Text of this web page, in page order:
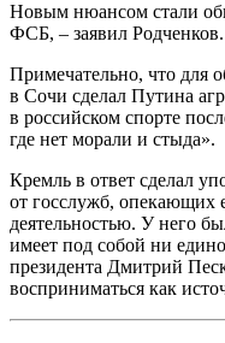
Новым нюансом стали
ФСБ, – заявил
Примечательно, что для
в Сочи сделал Путина
в российском спорте
где нет морали и стыда».
Кремль в ответ сделал
от госслужб, опекающих
деятельностью. У него
имеет под собой ни
президента Дмитрий
восприниматься как